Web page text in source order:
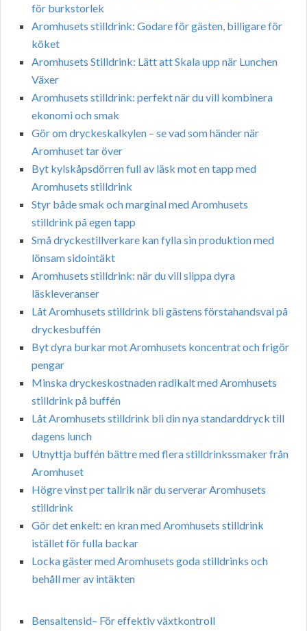
för burkstorlek
Aromhusets stilldrink: Godare för gästen, billigare för
köket
Aromhusets Stilldrink: Lätt att Skala upp när Lunchen
Växer
Aromhusets stilldrink: perfekt när du vill kombinera
ekonomi och smak
Gör om dryckeskalkylen – se vad som händer när
Aromhuset tar över
Byt kylskåpsdörren full av läsk mot en tapp med
Aromhusets stilldrink
Styr både smak och marginal med Aromhusets
stilldrink på egen tapp
Små dryckestillverkare kan fylla sin produktion med
lönsam sidointäkt
Aromhusets stilldrink: när du vill slippa dyra
läskleveranser
Låt Aromhusets stilldrink bli gästens förstahandsval på
dryckesbuffén
Byt dyra burkar mot Aromhusets koncentrat och frigör
pengar
Minska dryckeskostnaden radikalt med Aromhusets
stilldrink på buffén
Låt Aromhusets stilldrink bli din nya standarddryck till
dagens lunch
Utnyttja buffén bättre med flera stilldrinkssmaker från
Aromhuset
Högre vinst per tallrik när du serverar Aromhusets
stilldrink
Gör det enkelt: en kran med Aromhusets stilldrink
istället för fulla backar
Locka gäster med Aromhusets goda stilldrinks och
behåll mer av intäkten
Bensaltensid– För effektiv växtkontroll